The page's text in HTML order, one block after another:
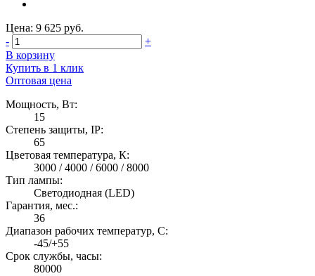
Цена: 9 625 руб.
-
+
В корзину
Купить в 1 клик
Оптовая цена
Мощность, Вт:
15
Степень защиты, IP:
65
Цветовая температура, К:
3000 / 4000 / 6000 / 8000
Тип лампы:
Светодиодная (LED)
Гарантия, мес.:
36
Диапазон рабочих температур, C:
-45/+55
Срок службы, часы:
80000